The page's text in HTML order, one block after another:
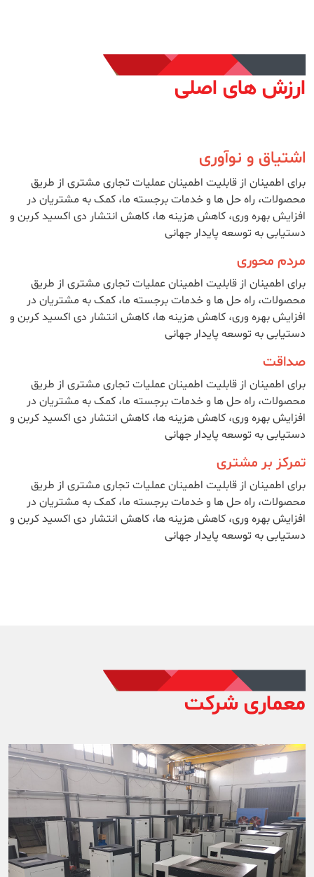
ارزش های اصلی
اشتیاق و نوآوری
برای اطمینان از قابلیت اطمینان عملیات تجاری مشتری از طریق
محصولات، راه حل ها و خدمات برجسته ما، کمک به مشتریان در
افزایش بهره وری، کاهش هزینه ها، کاهش انتشار دی اکسید کربن و
دستیابی به توسعه پایدار جهانی
مردم محوری
برای اطمینان از قابلیت اطمینان عملیات تجاری مشتری از طریق
محصولات، راه حل ها و خدمات برجسته ما، کمک به مشتریان در
افزایش بهره وری، کاهش هزینه ها، کاهش انتشار دی اکسید کربن و
دستیابی به توسعه پایدار جهانی
صداقت
برای اطمینان از قابلیت اطمینان عملیات تجاری مشتری از طریق
محصولات، راه حل ها و خدمات برجسته ما، کمک به مشتریان در
افزایش بهره وری، کاهش هزینه ها، کاهش انتشار دی اکسید کربن و
دستیابی به توسعه پایدار جهانی
تمرکز بر مشتری
برای اطمینان از قابلیت اطمینان عملیات تجاری مشتری از طریق
محصولات، راه حل ها و خدمات برجسته ما، کمک به مشتریان در
افزایش بهره وری، کاهش هزینه ها، کاهش انتشار دی اکسید کربن و
دستیابی به توسعه پایدار جهانی
معماری شرکت